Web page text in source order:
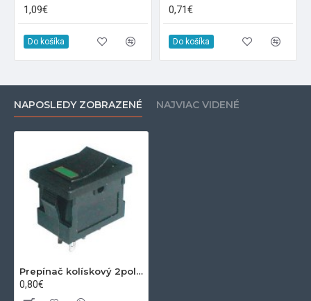
1,09€
Do košíka
0,71€
Do košíka
NAPOSLEDY ZOBRAZENÉ NAJVIAC VIDENÉ
Prepínač kolískový 2pol. 4pin ON-OFF 250V 3A LED zelený
0,80€